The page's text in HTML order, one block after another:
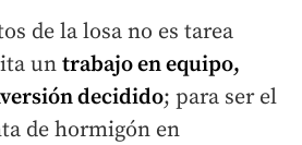
de la losa no es tarea
un trabajo en equipo,
decidido; para ser el
de hormigón en